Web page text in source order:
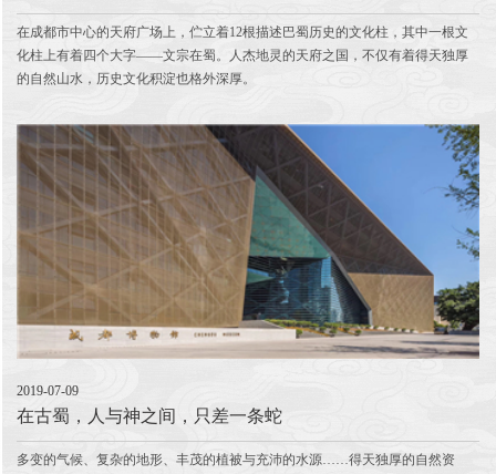
在成都市中心的天府广场上，伫立着12根描述巴蜀历史的文化柱，其中一根文
化柱上有着四个大字——文宗在蜀。人杰地灵的天府之国，不仅有着得天独厚
的自然山水，历史文化积淀也格外深厚。
2019-07-09
在古蜀，人与神之间，只差一条蛇
多变的气候、复杂的地形、丰茂的植被与充沛的水源……得天独厚的自然资